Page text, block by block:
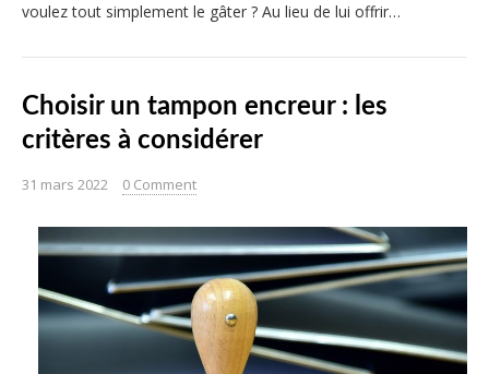
voulez tout simplement le gâter ? Au lieu de lui offrir…
Choisir un tampon encreur : les
critères à considérer
31 mars 2022 0 Comment